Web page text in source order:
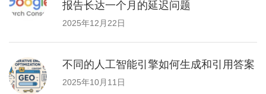
报告长达一个月的延迟问题
2025年12月22日
不同的人工智能引擎如何生成和引用答案
2025年10月11日